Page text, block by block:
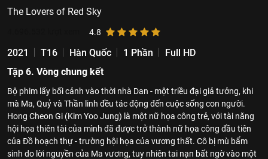
The Lovers of Red Sky
4.8
2021 T16 Hàn Quốc 1 Phần
Full HD
Tập 6. Vòng chung kết
Bộ phim lấy bối cảnh vào thời nhà Dan - một triều đại giả tưởng, khi
mà Ma, Quỷ và Thần linh đều tác động đến cuộc sống con người.
Hong Cheon Gi (Kim Yoo Jung) là một nữ họa công trẻ, với tài năng
hội họa thiên tài của mình đã được trở thành nữ họa công đầu tiên
của Đồ hoạch thự - trường hội họa của vương thất. Cô bị mù bẩm
sinh do lời nguyền của Ma vương, tuy nhiên tai nạn bất ngờ vào một